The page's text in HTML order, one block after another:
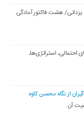
هشت فاکتور آمادگی
استراتژی‌ها،
از نگاه محسن کاوه
آن